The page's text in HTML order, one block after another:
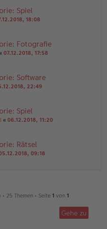
Spiel
18:08
Fotografie
« 07.12.2018, 17:58
Software
22:49
Spiel
« 06.12.2018, 11:20
Rätsel
09:18
• 25 Themen • Seite 1 von 1
Gehe zu